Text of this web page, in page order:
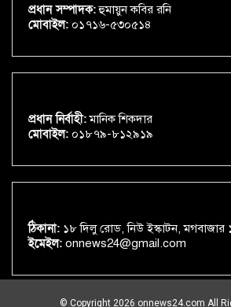
প্রধান সম্পাদক:হুমায়ুন কবির রনি
মোবাইল: ০১৭১৬-৫৩০৫১৪
প্রধান নির্বাহী:মানিক শিকদার
মোবাইল: ০১৮৭৯-৮১২৯১৯
ঠিকানা: ১৮ দিলু রোড, নিউ ইস্কাটন, মগবাজার
ইমেইল: onnews24@gmail.com
© Copyright 2026 onnews24.com All